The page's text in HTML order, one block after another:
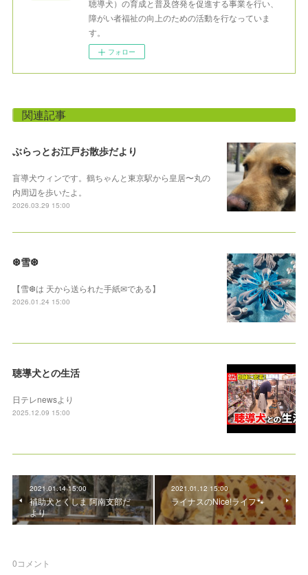
聴導犬）の育成と普及啓発を促進する事業を行い、
障がい者福祉の向上のための活動を行なっていま
す。
フォロー
関連記事
ぶらっとお江戸お散歩だより
盲導犬ウィンです。鶴ちゃんと東京駅から皇居〜丸の
内周辺を歩いたよ。
2026.03.29 15:00
❆雪❆
【雪❆は 天から送られた手紙✉である】
2026.01.24 15:00
聴導犬との生活
日テレnewsより
2025.12.09 15:00
2021.01.14 15:00
補助犬とくしま 阿南支部だ
より
2021.01.12 15:00
ライナスのNice!ライフ🐾
0コメント